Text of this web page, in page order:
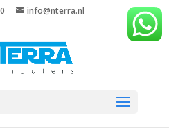
info@nterra.nl